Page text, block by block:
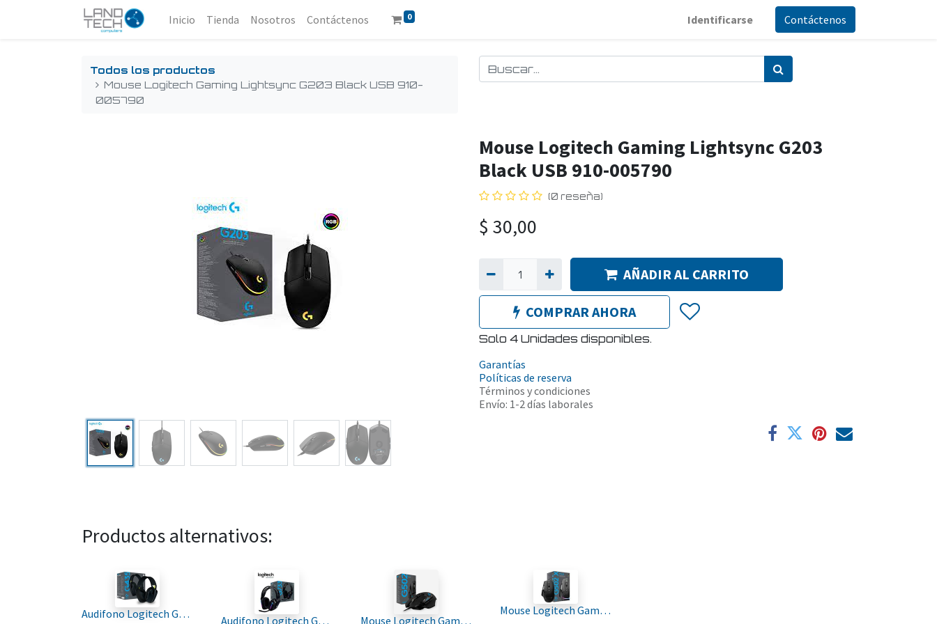
Inicio Tienda Nosotros Contáctenos 0 Identificarse Contáctenos
Todos los productos
Mouse Logitech Gaming Lightsync G203 Black USB 910-
005790
Mouse Logitech Gaming Lightsync G203
Black USB 910-005790
(0 reseña)
$ 30,00
AÑADIR AL CARRITO
COMPRAR AHORA
Solo 4 Unidades disponibles.
Garantías
Políticas de reserva
Términos y condiciones
Envío: 1-2 días laborales
Productos alternativos:
Audifono Logitech G435 Gaming Wireless Y Bluetooth Stereo negro amarillo for Pc PS4-5 981-001049 Audifono Logitech G733 Inalambrico Negro 981-000863 Mouse Logitech Gaming G502 Hero Performance Black - 910-005469
Mouse Logitech Gaming G502 X Wired 25.600 dpi Sensor HERO 25K Negro 910-006136